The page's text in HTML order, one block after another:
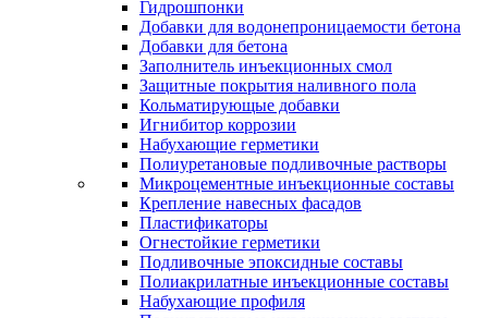
Гидрошпонки
Добавки для водонепроницаемости бетона
Добавки для бетона
Заполнитель инъекционных смол
Защитные покрытия наливного пола
Кольматирующые добавки
Игнибитор коррозии
Набухающие герметики
Полиуретановые подливочные растворы
Микроцементные инъекционные составы
Крепление навесных фасадов
Пластификаторы
Огнестойкие герметики
Подливочные эпоксидные составы
Полиакрилатные инъекционные составы
Набухающие профиля